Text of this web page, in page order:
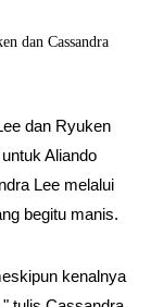
dan Cassandra
dan Ryuken
Aliando
Lee melalui
begitu manis.
kenalnya